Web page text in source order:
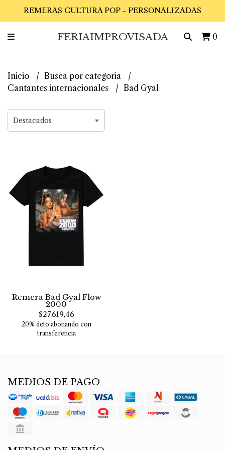
REMERAS CULTURA POP - PERSONALIZADAS
FERIAIMPROVISADA 0
Inicio
Busca por categoria
Cantantes internacionales
Bad Gyal
Remera Bad Gyal Flow
2000
$27.619,46
20% dcto abonando con
transferencia
MEDIOS DE PAGO